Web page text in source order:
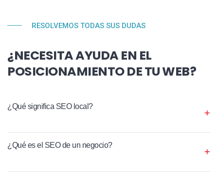
RESOLVEMOS TODAS SUS DUDAS
¿NECESITA AYUDA EN EL
POSICIONAMIENTO DE TU WEB?
¿Qué significa SEO local?
¿Qué es el SEO de un negocio?